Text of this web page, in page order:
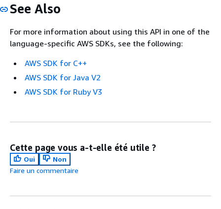
See Also
For more information about using this API in one of the
language-specific AWS SDKs, see the following:
AWS SDK for C++
AWS SDK for Java V2
AWS SDK for Ruby V3
Cette page vous a-t-elle été utile ?
Oui
Non
Faire un commentaire